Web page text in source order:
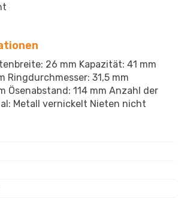
26 mm Kapazität: 41 mm
Ringdurchmesser: 31,5 mm
Ösenabstand: 114 mm Anzahl der
Metall vernickelt Nieten nicht